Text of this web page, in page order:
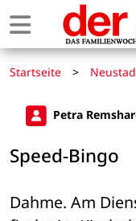
Startseite >
Petra
Speed-Bingo
Dahme. Am